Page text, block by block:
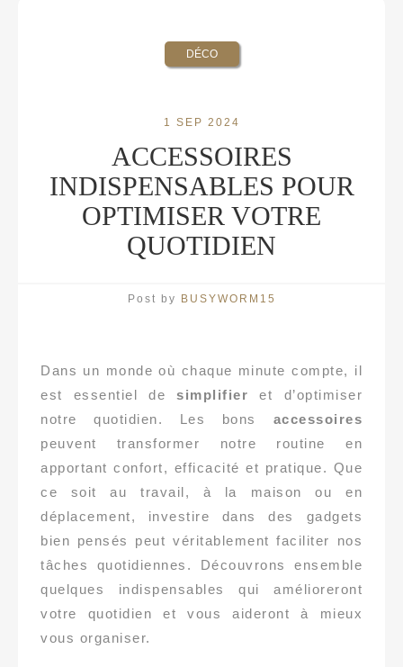
DÉCO
1 SEP 2024
ACCESSOIRES
INDISPENSABLES POUR
OPTIMISER VOTRE
QUOTIDIEN
Post by BUSYWORM15
Dans un monde où chaque minute compte, il
est essentiel desimplifier et d’optimiser
notre quotidien. Les bons accessoires
peuvent transformer notre routine en
apportant confort, efficacité et pratique. Que
ce soit au travail, à la maison ou en
déplacement, investire dans des gadgets
bien pensés peut véritablement faciliter nos
tâches quotidiennes. Découvrons ensemble
quelques indispensables qui amélioreront
votre quotidien et vous aideront à mieux
vous organiser.